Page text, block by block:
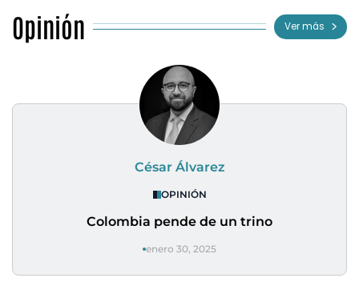
Opinión Ver más
César Álvarez
OPINIÓN
Colombia pende de un trino
enero 30, 2025